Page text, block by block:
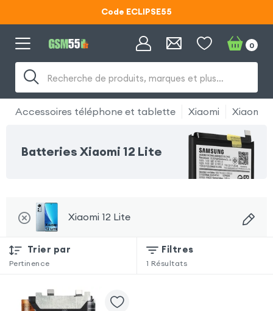
Code ECLIPSE55
Lunettes d'éclipse OFFERTES
Recherche de produits, marques et plus…
0
Accessoires téléphone et tablette Xiaomi Xiaomi
Batteries Xiaomi 12 Lite
Xiaomi 12 Lite
Trier par
Pertinence
Filtres
1 Résultats